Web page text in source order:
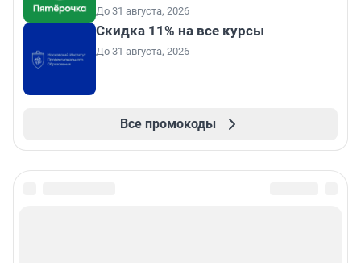
До 31 августа, 2026
Скидка 11% на все курсы
До 31 августа, 2026
Все промокоды